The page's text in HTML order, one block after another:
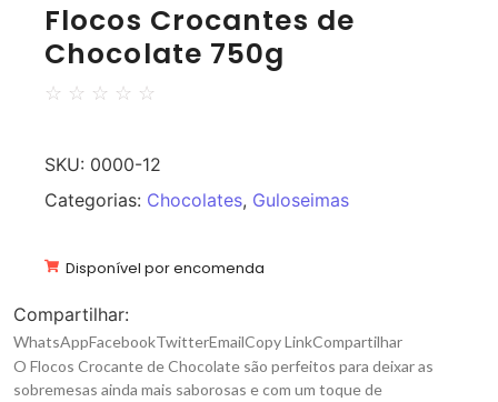
Flocos Crocantes de
Chocolate 750g
☆ ☆ ☆ ☆ ☆
SKU: 0000-12
Categorias: Chocolates, Guloseimas
Disponível por encomenda
Compartilhar:
WhatsAppFacebookTwitterEmailCopy LinkCompartilhar
O Flocos Crocante de Chocolate são perfeitos para deixar as
sobremesas ainda mais saborosas e com um toque de